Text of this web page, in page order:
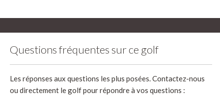
Questions fréquentes sur ce golf
Les réponses aux questions les plus posées. Contactez-nous
ou directement le golf pour répondre à vos questions :